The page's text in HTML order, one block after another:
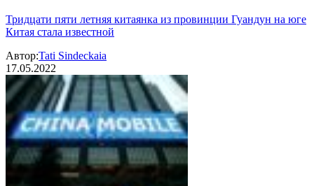
Тридцати пяти летняя китаянка из провинции Гуандун на юге
Китая стала известной
Автор:Tati Sindeckaia
17.05.2022